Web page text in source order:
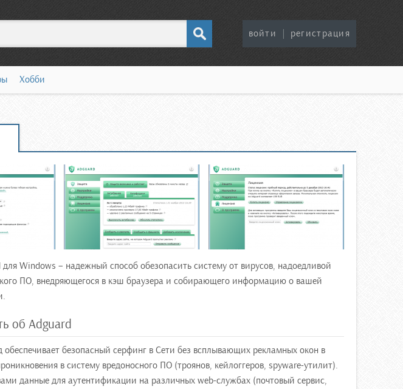
войти регистрация
Хобби
Windows – надежный способ обезопасить систему от вирусов, надоедливой
ПО, внедряющегося в кэш браузера и собирающего информацию о вашей
об Adguard
безопасный серфинг в Сети без всплывающих рекламных окон в
в систему вредоносного ПО (троянов, кейлоггеров, spyware-утилит).
данные для аутентификации на различных web-службах (почтовый сервис,